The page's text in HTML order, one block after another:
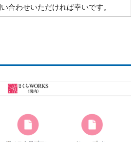
合わせいただければ幸いです。